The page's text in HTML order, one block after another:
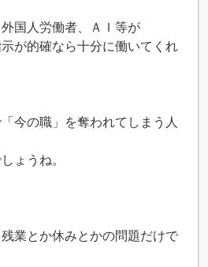
国人労働者、ＡＩ等が
が的確なら十分に働いてくれ
今の職」を奪われてしまう人
ょうね。
残業とか休みとかの問題だけで